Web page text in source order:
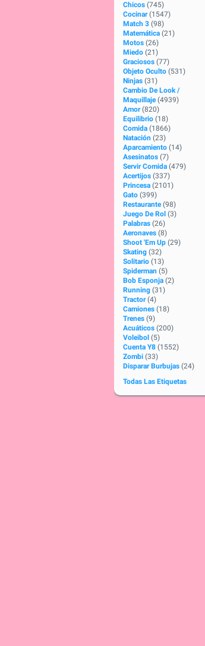
Chicos (745)
Cocinar (1547)
Match 3 (98)
Matemática (21)
Motos (26)
Miedo (21)
Graciosos (77)
Objeto Oculto (531)
Ninjas (31)
Cambio De Look /
Maquillaje (4939)
Amor (820)
Equilibrio (18)
Comida (1866)
Natación (23)
Aparcamiento (14)
Asesinatos (7)
Servir Comida (479)
Acertijos (337)
Princesa (2101)
Gato (399)
Restaurante (98)
Juego De Rol (3)
Palabras (26)
Aeronaves (8)
Shoot 'Em Up (29)
Skating (32)
Solitario (13)
Spiderman (5)
Bob Esponja (2)
Running (31)
Tractor (4)
Camiones (18)
Trenes (9)
Acuáticos (200)
Voleibol (5)
Cuenta Y8 (1552)
Zombi (33)
Disparar Burbujas (24)
Todas Las Etiquetas